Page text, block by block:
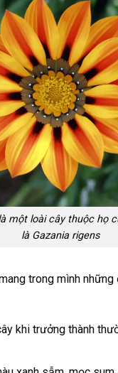
một loài cây thuộc họ
là Gazania rigens
trong mình
khi trưởng thành